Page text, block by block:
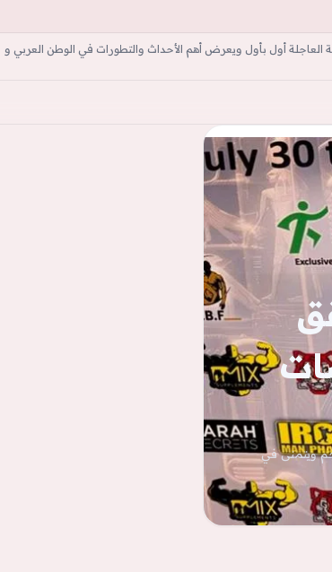
العاجلة أول بأول ويعرض أهم الأحداث والتطورات في الوطن العربي و
حصد الميدالية البرونزية ببطولة مستر إيجيبت الدولية لرفع الأثقال وزن 76 كجم ويتمنى في